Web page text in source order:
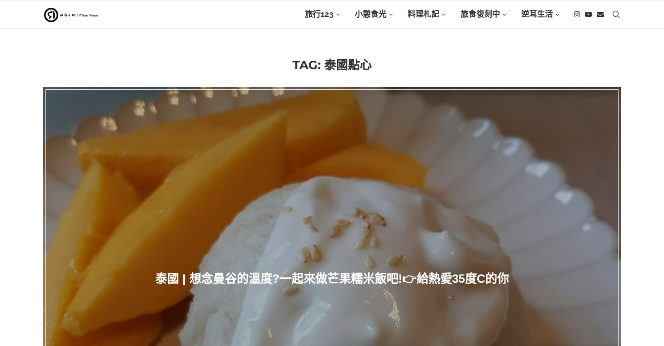
旅行123 小憩食光 料理札記 旅食復刻中 逆耳生活
TAG: 泰國點心
泰國 | 想念曼谷的溫度?一起來做芒果糯米飯吧!👉給熱愛35度C的你